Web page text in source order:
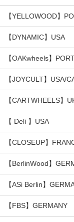
【YELLOWOOD】
【DYNAMIC】USA
【OAKwheels】
【JOYCULT】USA/
【CARTWHEELS】
【 Deli 】USA
【CLOSEUP】
【BerlinWood】
【ASi Berlin】
【FBS】GERMANY